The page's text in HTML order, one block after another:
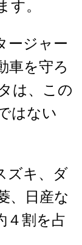
す。
ージャー
車を守ろ
は、この
はない
ズキ、ダ
、日産な
４割を占